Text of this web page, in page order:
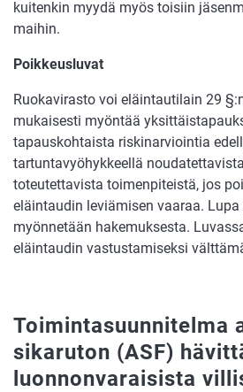
kuitenkin myydä myös toisiin
maihin.
Poikkeusluvat
Ruokavirasto voi eläintautilain 29
mukaisesti myöntää
tapauskohtaista riskinarviointia
tartuntavyöhykkeellä
toteutettavista toimenpiteistä, jos
eläintaudin leviämisen vaaraa. Lupa
myönnetään hakemuksesta.
eläintaudin vastustamiseksi
Toimintasuunnitelma
sikaruton (ASF)
luonnonvaraisista